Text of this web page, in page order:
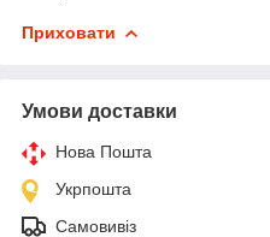
Приховати
Умови доставки
Нова Пошта
Укрпошта
Самовивіз